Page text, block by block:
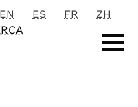
EN ES FR
ZH